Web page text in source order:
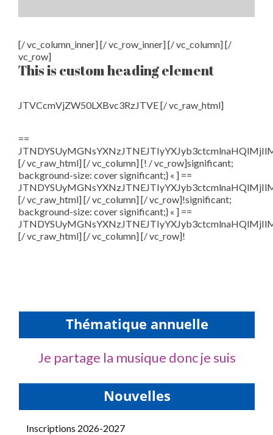
[/ vc_column_inner] [/ vc_row_inner] [/ vc_column] [/
vc_row]
This is custom heading element
JTVCcmVjZW50LXBvc3RzJTVE [/ vc_raw_html]
==
[/ vc_raw_html] [/ vc_column] [! / vc_row]significant;
background-size: cover significant;} « ] ==
[/ vc_raw_html] [/ vc_column] [/ vc_row]!significant;
background-size: cover significant;} « ] ==
[/ vc_raw_html] [/ vc_column] [/ vc_row]!
Thématique annuelle
Je partage la musique donc je suis
Nouvelles
Inscriptions 2026-2027